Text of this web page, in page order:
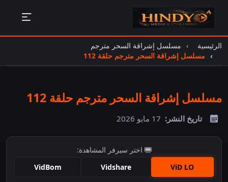
الرئيسية
مسلسل إشراقة السحر مترجم
مسلسل إشراقة السحر مترجم حلقة 112
مسلسل إشراقة السحر مترجم حلقة 112
تاريخ النشر: 17 مايو 2026
اختر سيرفر المشاهدة:
ViD LO
Vidshare
VidBom